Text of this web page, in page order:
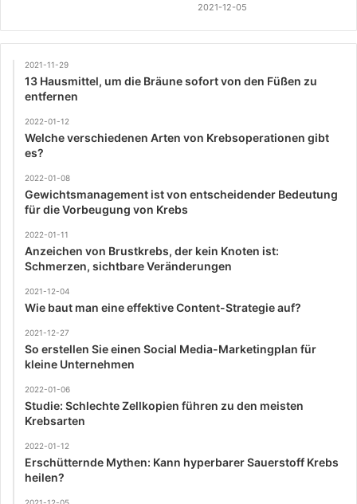
2021-12-05
2021-11-29
13 Hausmittel, um die Bräune sofort von den Füßen zu
entfernen
2022-01-12
Welche verschiedenen Arten von Krebsoperationen gibt
es?
2022-01-08
Gewichtsmanagement ist von entscheidender Bedeutung
für die Vorbeugung von Krebs
2022-01-11
Anzeichen von Brustkrebs, der kein Knoten ist:
Schmerzen, sichtbare Veränderungen
2021-12-04
Wie baut man eine effektive Content-Strategie auf?
2021-12-27
So erstellen Sie einen Social Media-Marketingplan für
kleine Unternehmen
2022-01-06
Studie: Schlechte Zellkopien führen zu den meisten
Krebsarten
2022-01-12
Erschütternde Mythen: Kann hyperbarer Sauerstoff Krebs
heilen?
2021-12-05